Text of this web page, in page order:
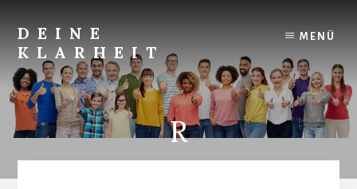
content
DEINE
KLARHEIT
Finde
Deine
innere
Klarheit.
MENÜ
R